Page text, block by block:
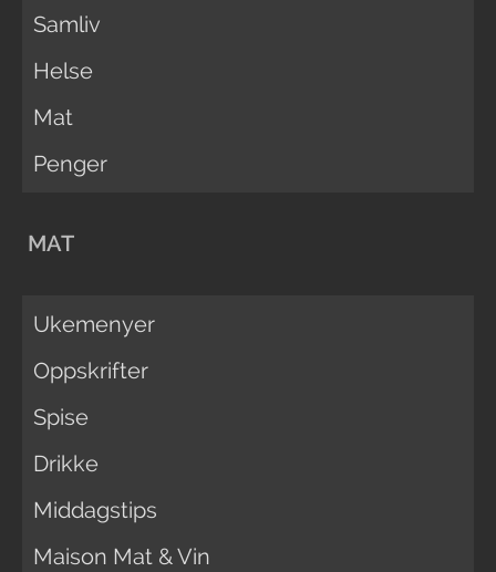
Samliv
Helse
Mat
Penger
MAT
Ukemenyer
Oppskrifter
Spise
Drikke
Middagstips
Maison Mat & Vin